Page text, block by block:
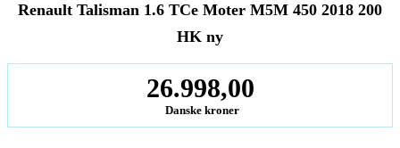
Renault Talisman 1.6 TCe Moter M5M 450 2018 200
HK ny
26.998,00
Danske kroner